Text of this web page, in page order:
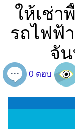
ให้เช่
รถไฟฟ้
จั
0 ตอบ